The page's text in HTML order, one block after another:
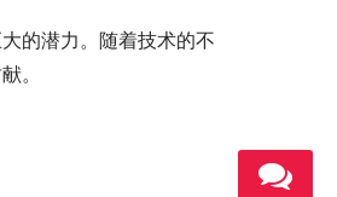
的潜力。随着技术的不
。